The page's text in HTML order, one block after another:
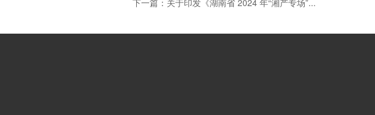
下一篇： 关于印发《湖南省 2024 年“湘产专场”...